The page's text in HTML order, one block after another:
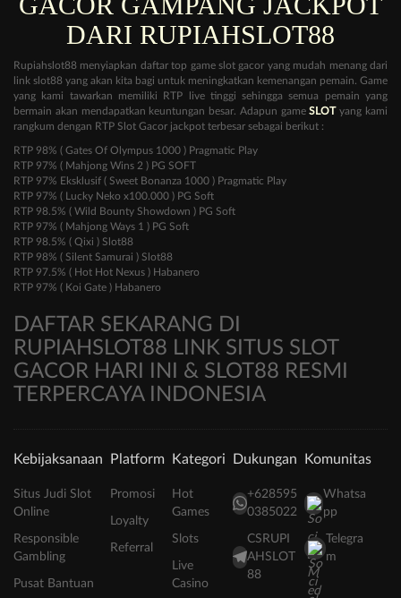
DARI RUPIAHSLOT88
Rupiahslot88 menyiapkan daftar top game slot gacor yang mudah menang dari
link slot88 yang akan kita bagi untuk meningkatkan kemenangan pemain. Game
yang kami tawarkan memiliki RTP live tinggi sehingga semua pemain yang
bermain akan mendapatkan keuntungan besar. Adapun gameSLOTyang kami
rangkum dengan RTP Slot Gacor jackpot terbesar sebagai berikut :
RTP 98% ( Gates Of Olympus 1000 ) Pragmatic Play
RTP 97% ( Mahjong Wins 2 ) PG SOFT
RTP 97% Eksklusif ( Sweet Bonanza 1000 ) Pragmatic Play
RTP 97% ( Lucky Neko x100.000 ) PG Soft
RTP 98.5% ( Wild Bounty Showdown ) PG Soft
RTP 97% ( Mahjong Ways 1 ) PG Soft
RTP 98.5% ( Qixi ) Slot88
RTP 98% ( Silent Samurai ) Slot88
RTP 97.5% ( Hot Hot Nexus ) Habanero
RTP 97% ( Koi Gate ) Habanero
DAFTAR SEKARANG DI
RUPIAHSLOT88 LINK SITUS SLOT
GACOR HARI INI & SLOT88 RESMI
TERPERCAYA INDONESIA
Kebijaksanaan
Situs Judi Slot
Online
Responsible
Gambling
Pusat Bantuan
Platform
Promosi
Loyalty
Referral
Kategori
Hot
Games
Slots
Live
Casino
Dukungan
+628595
0385022
CSRUPI
AHSLOT
88
Komunitas
Whatsa
pp
Telegra
m